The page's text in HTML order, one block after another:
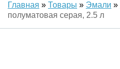
Главная » Товары » Эмали »
полуматовая серая, 2.5 л